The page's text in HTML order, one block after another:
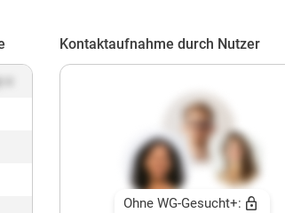
Kontaktaufnahme durch Nutzer
Ohne WG-Gesucht+: